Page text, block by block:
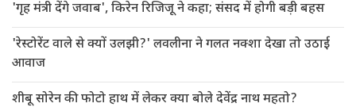
'गृह मंत्री देंगे जवाब', किरेन रिजिजू ने कहा; संसद में होगी बड़ी बहस
'रेस्टोरेंट वाले से क्यों उलझी?' लवलीना ने गलत नक्शा देखा तो उठाई
आवाज
शीबू सोरेन की फोटो हाथ में लेकर क्या बोले देवेंद्र नाथ महतो?